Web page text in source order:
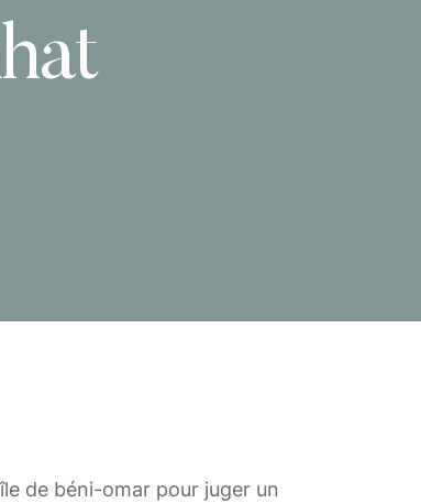
de béni-omar pour juger un